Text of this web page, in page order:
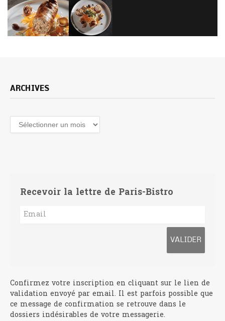
ARCHIVES
Archives
Recevoir la lettre de Paris-Bistro
Confirmez votre inscription en cliquant sur le lien de
validation envoyé par email. Il est parfois possible que
ce message de confirmation se retrouve dans le
dossiers indésirables de votre messagerie.